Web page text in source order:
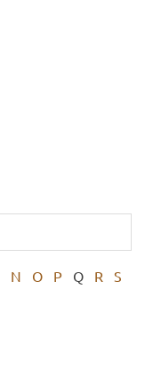
N O P Q R
S